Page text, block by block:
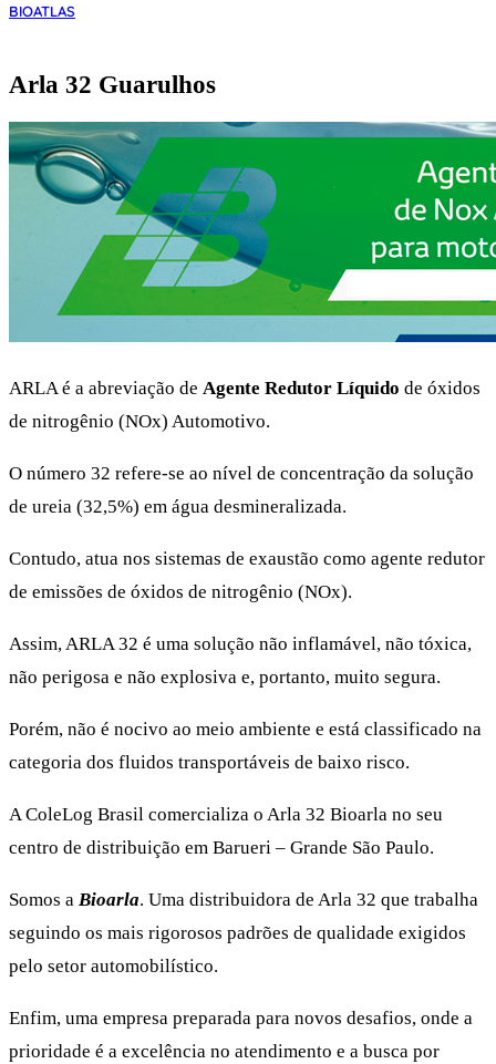
BIOATLAS
Arla 32 Guarulhos
ARLA é a abreviação de Agente Redutor Líquido de óxidos
de nitrogênio (NOx) Automotivo.
O número 32 refere-se ao nível de concentração da solução
de ureia (32,5%) em água desmineralizada.
Contudo, atua nos sistemas de exaustão como agente redutor
de emissões de óxidos de nitrogênio (NOx).
Assim, ARLA 32 é uma solução não inflamável, não tóxica,
não perigosa e não explosiva e, portanto, muito segura.
Porém, não é nocivo ao meio ambiente e está classificado na
categoria dos fluidos transportáveis de baixo risco.
A ColeLog Brasil comercializa o Arla 32 Bioarla no seu
centro de distribuição em Barueri – Grande São Paulo.
Somos a Bioarla. Uma distribuidora de Arla 32 que trabalha
seguindo os mais rigorosos padrões de qualidade exigidos
pelo setor automobilístico.
Enfim, uma empresa preparada para novos desafios, onde a
prioridade é a excelência no atendimento e a busca por